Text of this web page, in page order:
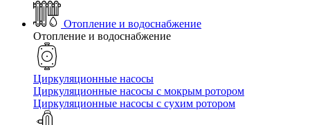
Отопление и водоснабжение
Отопление и водоснабжение
Циркуляционные насосы
Циркуляционные насосы с мокрым ротором
Циркуляционные насосы с сухим ротором